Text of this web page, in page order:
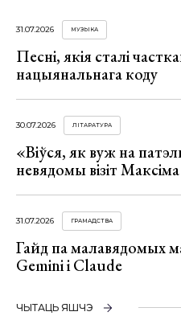
31.07.2026 МУЗЫКА
Песні, якія сталі
нацыянальнага коду
30.07.2026 ЛІТАРАТУРА
«Віўся, як вуж на
невядомы візіт
31.07.2026 ГРАМАДСТВА
Гайд па малавядомых
Gemini і Claude
ЧЫТАЦЬ ЯШЧЭ